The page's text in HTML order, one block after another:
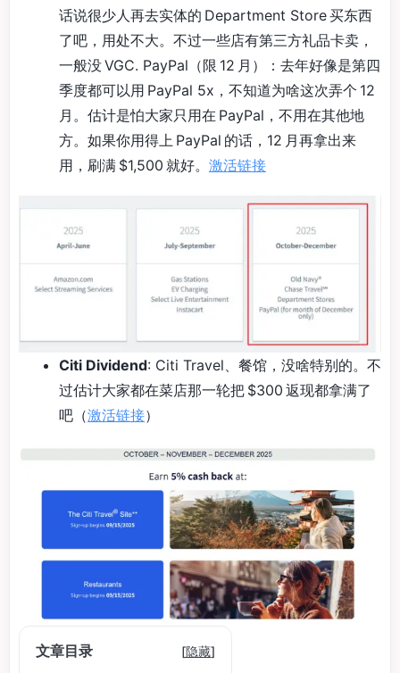
话说很少人再去实体的 Department Store 买东西
了吧，用处不大。不过一些店有第三方礼品卡卖，
一般没 VGC. PayPal（限 12 月）：去年好像是第四
季度都可以用 PayPal 5x，不知道为啥这次弄个 12
月。估计是怕大家只用在 PayPal，不用在其他地
方。如果你用得上 PayPal 的话，12 月再拿出来
用，刷满 $1,500 就好。 激活链接
Citi Dividend: Citi Travel、餐馆，没啥特别的。不
过估计大家都在菜店那一轮把 $300 返现都拿满了
吧（激活链接）
文章目录 [隐藏]